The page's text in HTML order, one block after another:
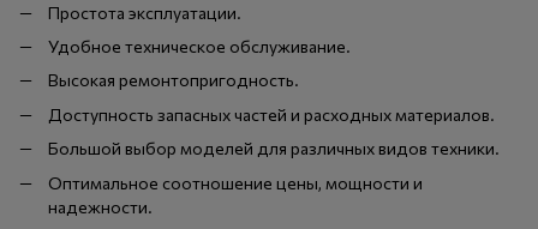
Простота эксплуатации.
Удобное техническое обслуживание.
Высокая ремонтопригодность.
Доступность запасных частей и расходных материалов.
Большой выбор моделей для различных видов техники.
Оптимальное соотношение цены, мощности и
надежности.